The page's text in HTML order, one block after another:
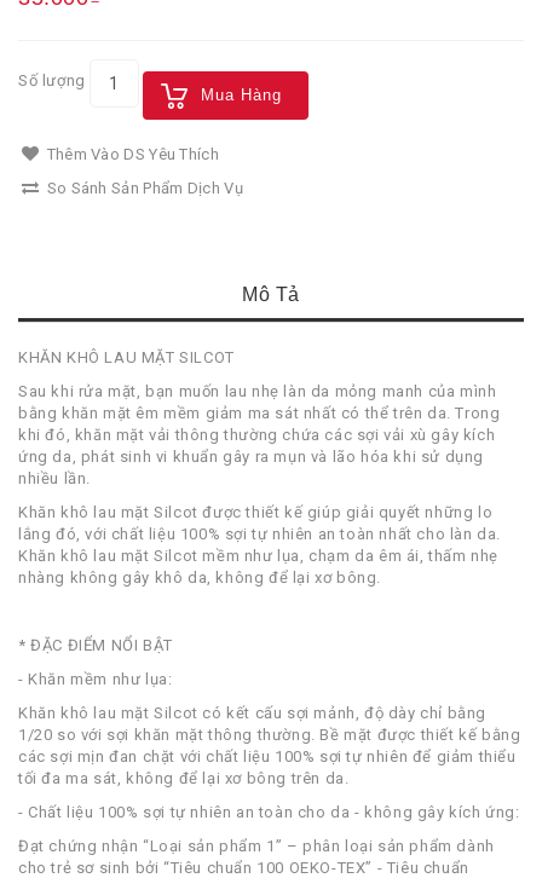
Số lượng
Mua Hàng
Thêm Vào DS Yêu Thích
So Sánh Sản Phẩm Dịch Vụ
Mô Tả
KHĂN KHÔ LAU MẶT SILCOT
Sau khi rửa mặt, bạn muốn lau nhẹ làn da mỏng manh của mình
bằng khăn mặt êm mềm giảm ma sát nhất có thể trên da. Trong
khi đó, khăn mặt vải thông thường chứa các sợi vải xù gây kích
ứng da, phát sinh vi khuẩn gây ra mụn và lão hóa khi sử dụng
nhiều lần.
Khăn khô lau mặt Silcot được thiết kế giúp giải quyết những lo
lắng đó, với chất liệu 100% sợi tự nhiên an toàn nhất cho làn da.
Khăn khô lau mặt Silcot mềm như lụa, chạm da êm ái, thấm nhẹ
nhàng không gây khô da, không để lại xơ bông.
* ĐẶC ĐIỂM NỔI BẬT
- Khăn mềm như lụa:
Khăn khô lau mặt Silcot có kết cấu sợi mảnh, độ dày chỉ bằng
1/20 so với sợi khăn mặt thông thường. Bề mặt được thiết kế bằng
các sợi mịn đan chặt với chất liệu 100% sợi tự nhiên để giảm thiểu
tối đa ma sát, không để lại xơ bông trên da.
- Chất liệu 100% sợi tự nhiên an toàn cho da - không gây kích ứng:
Đạt chứng nhận “Loại sản phẩm 1” – phân loại sản phẩm dành
cho trẻ sơ sinh bởi “Tiêu chuẩn 100 OEKO-TEX” - Tiêu chuẩn